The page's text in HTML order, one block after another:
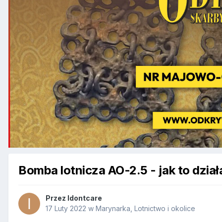
Bomba lotnicza AO-2.5 - jak to
Przez Idontcare
17 Luty 2022 w Marynarka, Lotnictwo i okolice